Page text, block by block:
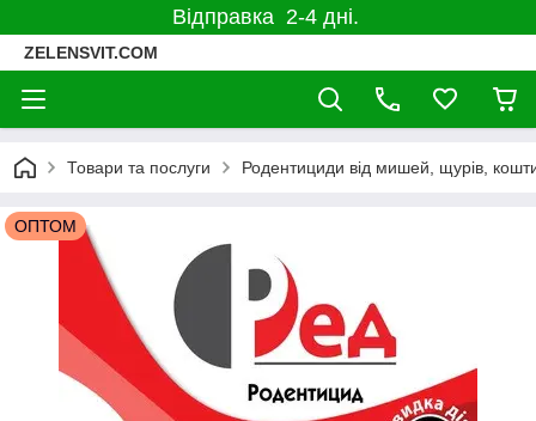
Відправка 2-4 дні.
ZELENSVIT.COM
Товари та послуги Родентициди від мишей, щурів, кошти
ОПТОМ